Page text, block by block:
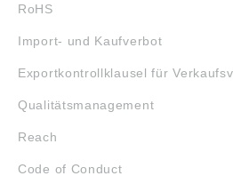
RoHS
Import- und Kaufverbot
Exportkontrollklausel für
Qualitätsmanagement
Reach
Code of Conduct